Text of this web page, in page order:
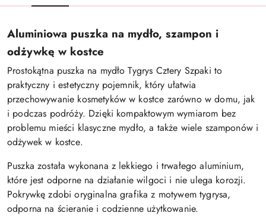
Aluminiowa puszka na mydło, szampon i
odżywkę w kostce
Prostokątna puszka na mydło Tygrys Cztery Szpaki to
praktyczny i estetyczny pojemnik, który ułatwia
przechowywanie kosmetyków w kostce zarówno w domu, jak
i podczas podróży. Dzięki kompaktowym wymiarom bez
problemu mieści klasyczne mydło, a także wiele szamponów i
odżywek w kostce.
Puszka została wykonana z lekkiego i trwałego aluminium,
które jest odporne na działanie wilgoci i nie ulega korozji.
Pokrywkę zdobi oryginalna grafika z motywem tygrysa,
odporna na ścieranie i codzienne użytkowanie.